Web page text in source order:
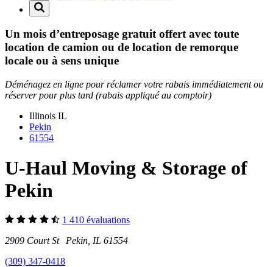
Un mois d’entreposage gratuit offert avec toute
location de camion ou de location de remorque
locale ou à sens unique
Déménagez en ligne pour réclamer votre rabais immédiatement ou
réserver pour plus tard (rabais appliqué au comptoir)
Illinois IL
Pekin
61554
U-Haul Moving & Storage of
Pekin
1 410 évaluations
2909 Court St Pekin, IL 61554
(309) 347-0418